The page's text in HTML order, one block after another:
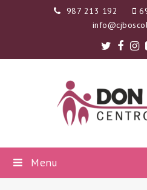
987 213 192
Twitter
Menu